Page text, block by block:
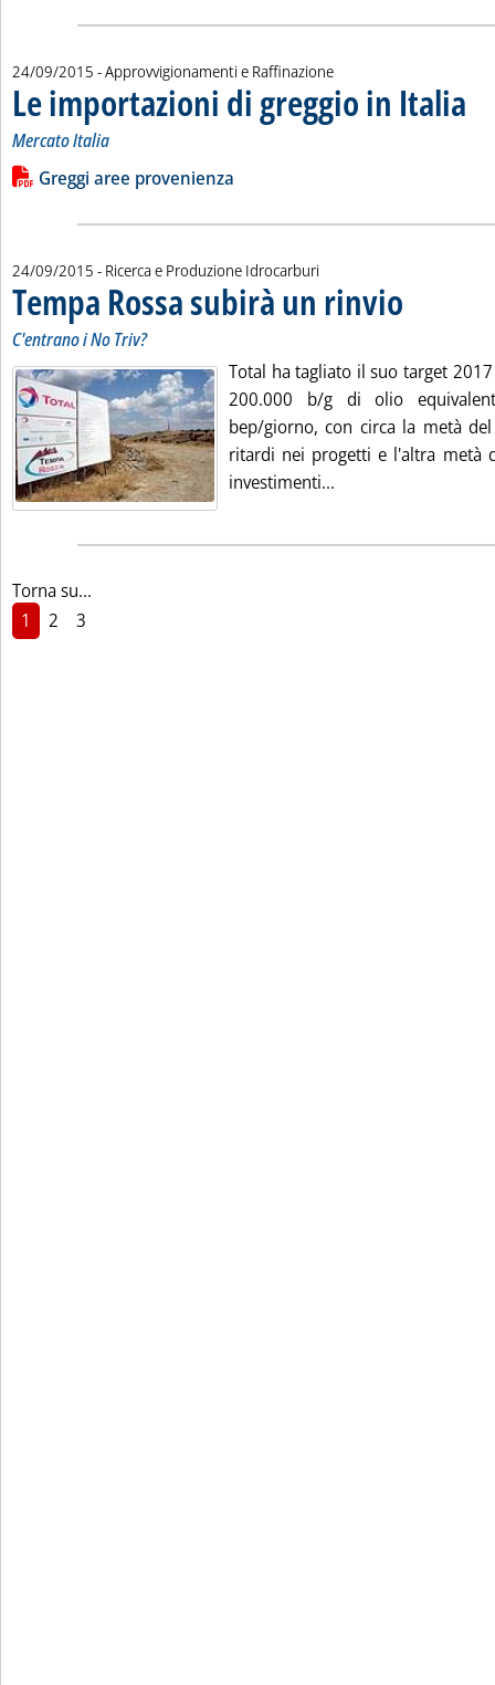
24/09/2015 - Approvvigionamenti e Raffinazione
Le importazioni di greggio in Italia
Mercato Italia
Leggi tutta la notizia: 'Le importazioni di greggio in Italia '
Lista allegati PDF alla notizia
Greggi aree provenienza
24/09/2015 - Ricerca e Produzione Idrocarburi
Tempa Rossa subirà un rinvio
C'entrano i No Triv?
Total ha tagliato il suo target
200.000 b/g di olio
bep/giorno, con circa la metà
ritardi nei progetti e l'altra metà
investimenti...
Torna su...
1
2 3